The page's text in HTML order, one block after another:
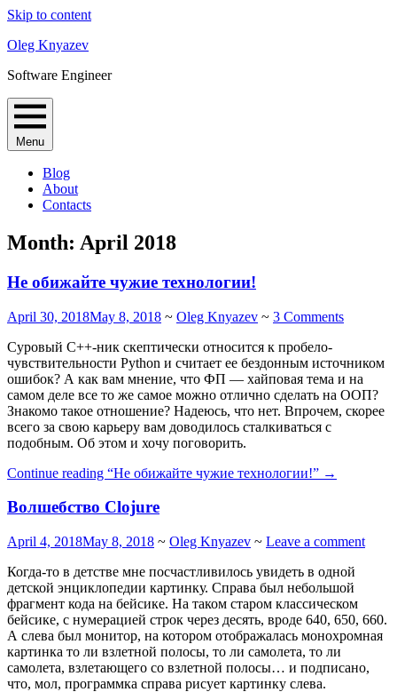
Skip to content
Oleg Knyazev
Software Engineer
Menu
Blog
About
Contacts
Month: April 2018
Не обижайте чужие технологии!
April 30, 2018May 8, 2018 ~ Oleg Knyazev ~ 3 Comments
Суровый C++-ник скептически относится к пробело-
чувствительности Python и считает ее бездонным источником
ошибок? А как вам мнение, что ФП — хайповая тема и на
самом деле все то же самое можно отлично сделать на ООП?
Знакомо такое отношение? Надеюсь, что нет. Впрочем, скорее
всего за свою карьеру вам доводилось сталкиваться с
подобным. Об этом и хочу поговорить.
Continue reading “Не обижайте чужие технологии!” →
Волшебство Clojure
April 4, 2018May 8, 2018 ~ Oleg Knyazev ~ Leave a comment
Когда-то в детстве мне посчастливилось увидеть в одной
детской энциклопедии картинку. Справа был небольшой
фрагмент кода на бейсике. На таком старом классическом
бейсике, с нумерацией строк через десять, вроде 640, 650, 660.
А слева был монитор, на котором отображалась монохромная
картинка то ли взлетной полосы, то ли самолета, то ли
самолета, взлетающего со взлетной полосы… и подписано,
что, мол, программка справа рисует картинку слева.